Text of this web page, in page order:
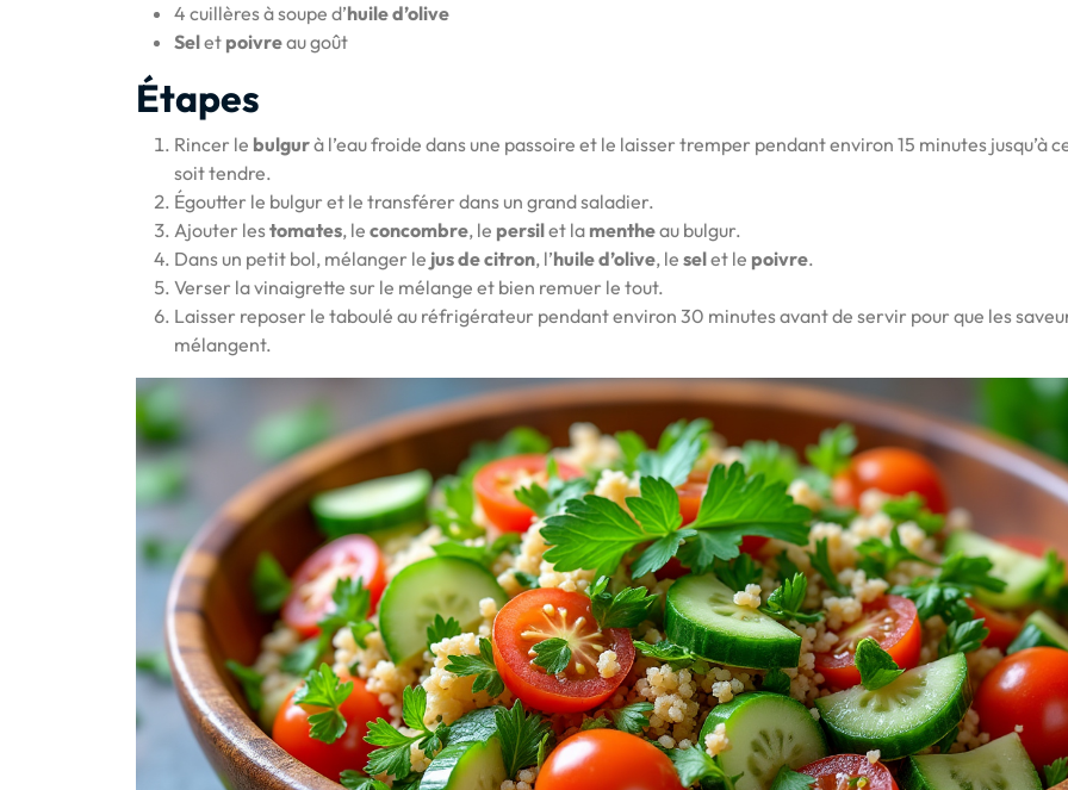
4 cuillères à soupe d’huile d’olive
Selet poivreau goût
Étapes
Rincer le bulgurà l’eau froide dans une passoire et le laisser tremper pendant environ 15 minutes jusqu’à
soit tendre.
Égoutter le bulgur et le transférer dans un grand saladier.
Ajouter lestomates, le concombre, le persilet la mentheau bulgur.
Dans un petit bol, mélanger le jus de citron, l’huile d’olive, le selet le poivre.
Verser la vinaigrette sur le mélange et bien remuer le tout.
Laisser reposer le taboulé au réfrigérateur pendant environ 30 minutes avant de servir pour que les
mélangent.